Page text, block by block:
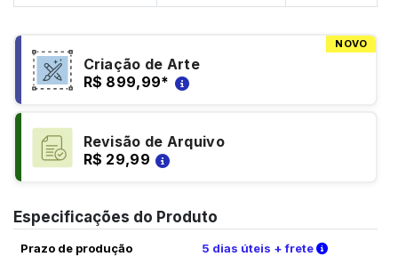
NOVO
Criação de Arte
R$ 899,99*
Revisão de Arquivo
R$ 29,99
Especificações do Produto
Prazo de produção 5 dias úteis + frete Verifique